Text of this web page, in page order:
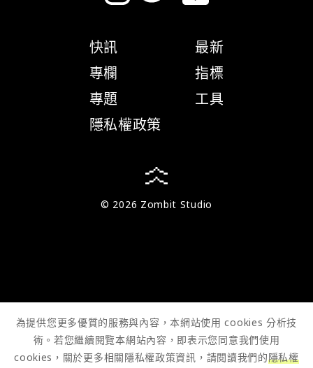
快訊
專欄
專題
隱私權政策
最新
指標
工具
© 2026 Zombit Studio
為提供您更多優質的服務與內容，本網站使用 cookies 分析技
術。若您繼續閱覽本網站內容，即表示您同意我們使用
cookies，關於更多相關隱私權政策資訊，請閱讀我們的隱私權